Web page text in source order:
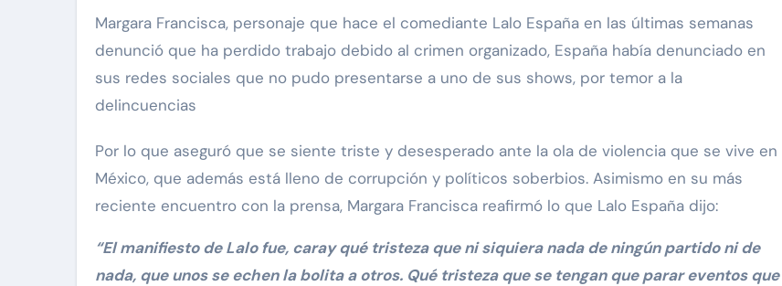
Margara Francisca, personaje que hace el comediante Lalo España en las últimas semanas
denunció que ha perdido trabajo debido al crimen organizado, España había denunciado en
sus redes sociales que no pudo presentarse a uno de sus shows, por temor a la
delincuencias
Por lo que aseguró que se siente triste y desesperado ante la ola de violencia que se vive en
México, que además está lleno de corrupción y políticos soberbios. Asimismo en su más
reciente encuentro con la prensa, Margara Francisca reafirmó lo que Lalo España dijo:
“El manifiesto de Lalo fue, caray qué tristeza que ni siquiera nada de ningún partido ni de
nada, que unos se echen la bolita a otros. Qué tristeza que se tengan que parar eventos que
se
situación de
“Está
Entre lágrimas, asistente de
Silvia Pinal revela nuevos
detalles sobre su salud
Nov 27, 2024
¡EXCLUSIVA! Revelamos la
verdad detrás del divorcio de
Carolina Sandoval y Nick
Hernández
Nov 26, 2024